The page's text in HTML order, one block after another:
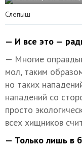
Слепыш
— И все это —
— Многие
мол, таким
но таких
нападений со
просто
всех хищников
— Только лишь в